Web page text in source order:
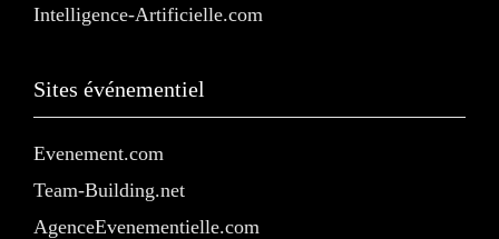
Intelligence-Artificielle.com
Sites événementiel
Evenement.com
Team-Building.net
AgenceEvenementielle.com